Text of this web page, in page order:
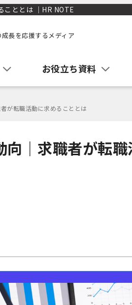
こととは ｜HR NOTE
長を応援するメディア
お役立ち資料
が転職活動に求めることとは
｜求職者が転職